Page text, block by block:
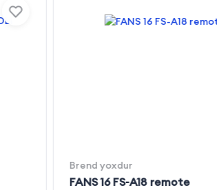
Brend yoxdur
FANS 16 FS-A18 remote